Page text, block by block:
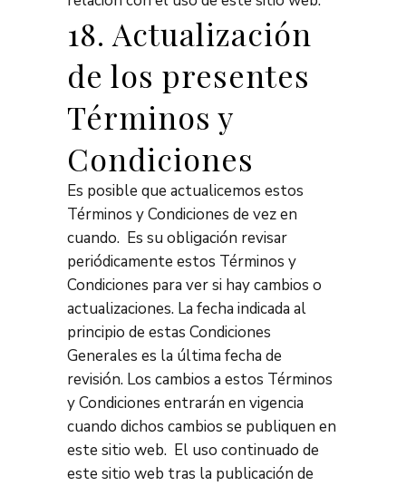
18. Actualización
de los presentes
Términos y
Condiciones
Es posible que actualicemos estos
Términos y Condiciones de vez en
cuando. Es su obligación revisar
periódicamente estos Términos y
Condiciones para ver si hay cambios o
actualizaciones. La fecha indicada al
principio de estas Condiciones
Generales es la última fecha de
revisión. Los cambios a estos Términos
y Condiciones entrarán en vigencia
cuando dichos cambios se publiquen en
este sitio web. El uso continuado de
este sitio web tras la publicación de